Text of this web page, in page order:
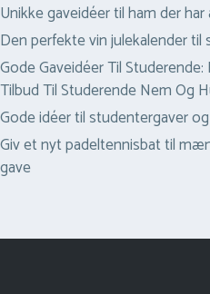
Unikke gaveidéer til ham der har
Den perfekte vin julekalender til
Gode Gaveidéer Til
Tilbud Til Studerende Nem Og
Gode idéer til studentergaver
Giv et nyt padeltennisbat til
gave